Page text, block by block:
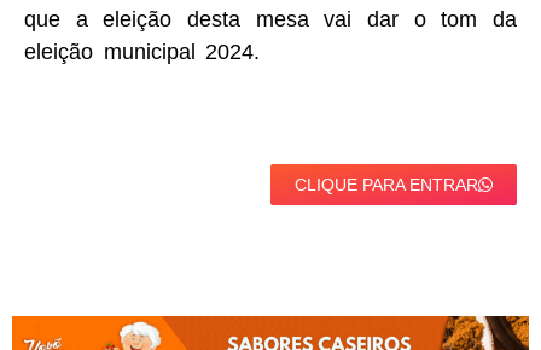
que a eleição desta mesa vai dar o tom da
eleição municipal 2024.
CLIQUE PARA ENTRAR